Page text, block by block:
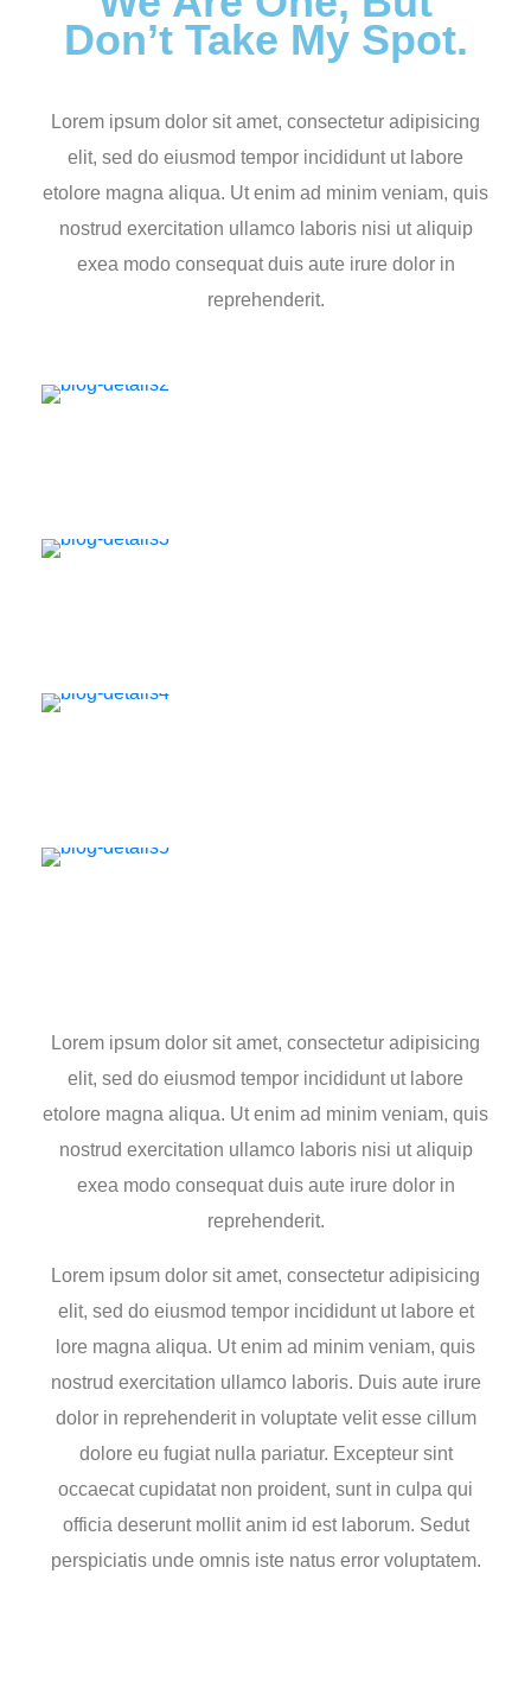
Don’t Take My Spot.
Lorem ipsum dolor sit amet, consectetur adipisicing
elit, sed do eiusmod tempor incididunt ut labore
etolore magna aliqua. Ut enim ad minim veniam, quis
nostrud exercitation ullamco laboris nisi ut aliquip
exea modo consequat duis aute irure dolor in
reprehenderit.
Lorem ipsum dolor sit amet, consectetur adipisicing
elit, sed do eiusmod tempor incididunt ut labore
etolore magna aliqua. Ut enim ad minim veniam, quis
nostrud exercitation ullamco laboris nisi ut aliquip
exea modo consequat duis aute irure dolor in
reprehenderit.
Lorem ipsum dolor sit amet, consectetur adipisicing
elit, sed do eiusmod tempor incididunt ut labore et
lore magna aliqua. Ut enim ad minim veniam, quis
nostrud exercitation ullamco laboris. Duis aute irure
dolor in reprehenderit in voluptate velit esse cillum
dolore eu fugiat nulla pariatur. Excepteur sint
occaecat cupidatat non proident, sunt in culpa qui
officia deserunt mollit anim id est laborum. Sedut
perspiciatis unde omnis iste natus error voluptatem.